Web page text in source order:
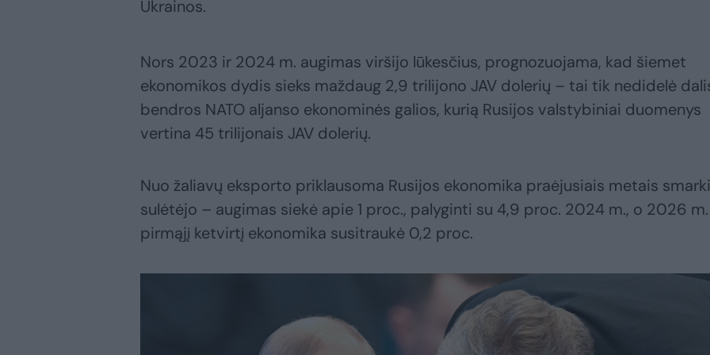
Ukrainos.
Nors 2023 ir 2024 m. augimas viršijo lūkesčius, prognozuojama, kad šiemet
ekonomikos dydis sieks maždaug 2,9 trilijono JAV dolerių – tai tik nedidelė
bendros NATO aljanso ekonominės galios, kurią Rusijos valstybiniai duomenys
vertina 45 trilijonais JAV dolerių.
Nuo žaliavų eksporto priklausoma Rusijos ekonomika praėjusiais metais
sulėtėjo – augimas siekė apie 1 proc., palyginti su 4,9 proc. 2024 m., o 2026 m.
pirmąjį ketvirtį ekonomika susitraukė 0,2 proc.